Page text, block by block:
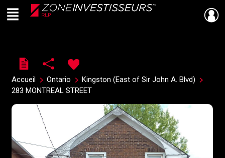
Live
En Direct
Menu
Accueil Ontario
Kingston (East of Sir John A. Blvd)
283 MONTREAL STREET